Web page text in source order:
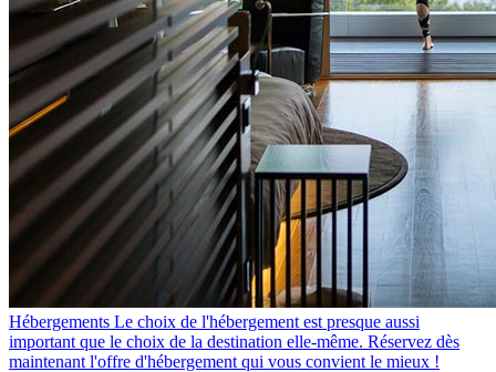
Hébergements Le choix de l'hébergement est presque aussi
important que le choix de la destination elle-même. Réservez dès
maintenant l'offre d'hébergement qui vous convient le mieux !